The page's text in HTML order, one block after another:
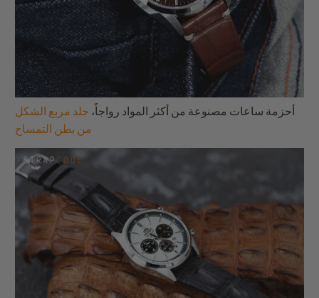
أحزمة ساعات مصنوعة من أكثر المواد رواجاً، جلد مربع الشكل
من بطن التمساح